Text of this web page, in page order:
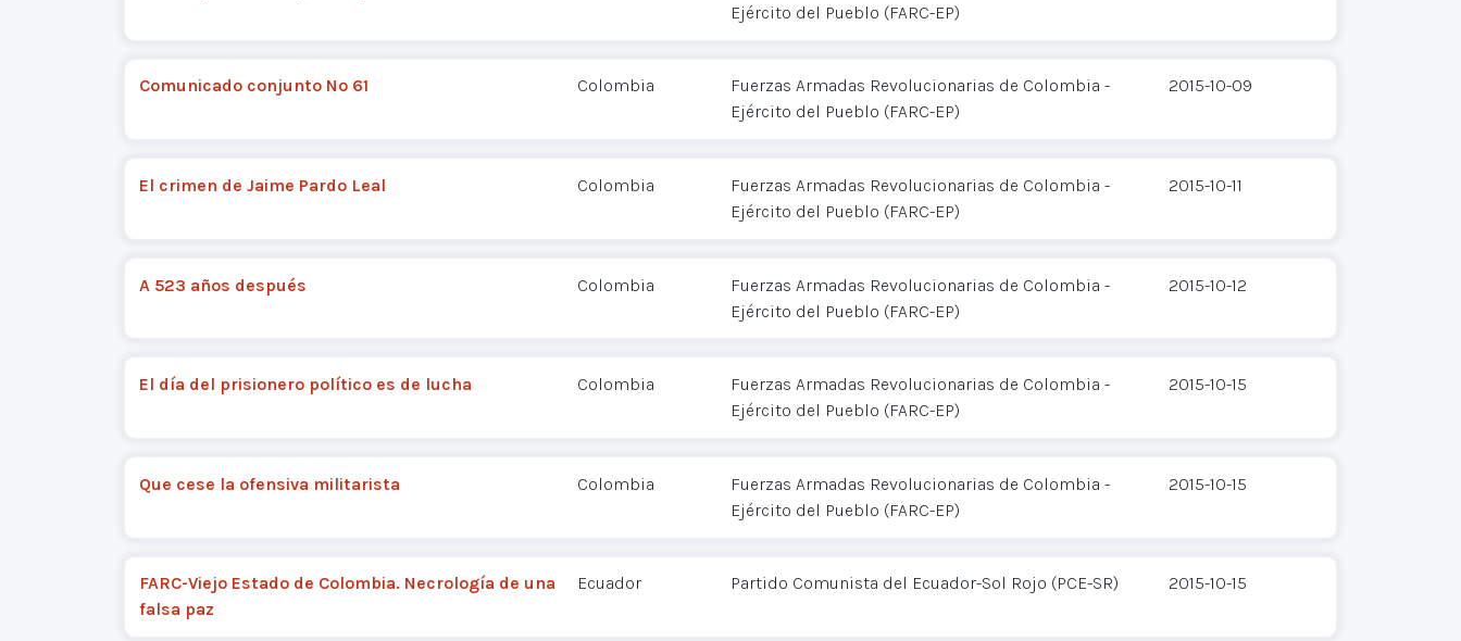
Ejército del Pueblo (FARC-EP)
Comunicado conjunto Nº 61 Colombia
Fuerzas Armadas Revolucionarias de Colombia -
Ejército del Pueblo (FARC-EP)
2015-10-09
El crimen de Jaime Pardo Leal Colombia
Fuerzas Armadas Revolucionarias de Colombia -
Ejército del Pueblo (FARC-EP)
2015-10-11
A 523 años después Colombia
Fuerzas Armadas Revolucionarias de Colombia -
Ejército del Pueblo (FARC-EP)
2015-10-12
El día del prisionero político es de lucha Colombia
Fuerzas Armadas Revolucionarias de Colombia -
Ejército del Pueblo (FARC-EP)
2015-10-15
Que cese la ofensiva militarista Colombia
Fuerzas Armadas Revolucionarias de Colombia -
Ejército del Pueblo (FARC-EP)
2015-10-15
FARC-Viejo Estado de Colombia. Necrología de una
falsa paz
Ecuador Partido Comunista del Ecuador-Sol Rojo (PCE-SR) 2015-10-15